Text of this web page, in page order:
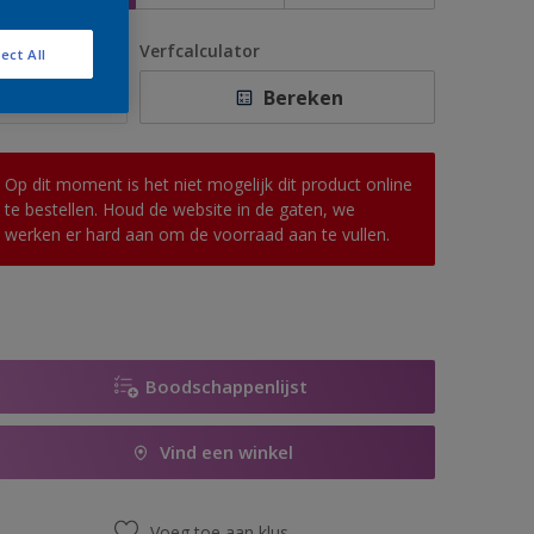
Verfcalculator
Bereken
Op dit moment is het niet mogelijk dit product online
te bestellen. Houd de website in de gaten, we
werken er hard aan om de voorraad aan te vullen.
Boodschappenlijst
Vind een winkel
All